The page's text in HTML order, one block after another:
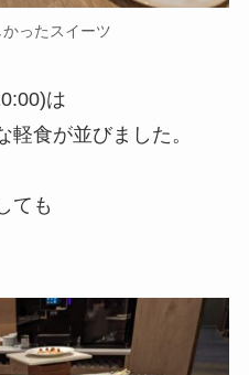
ったスイーツ
は
食が並びました。
ても